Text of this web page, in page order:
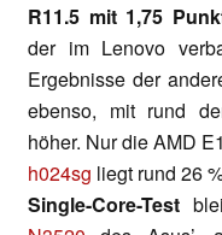
R11.5 mit 1,75
der im Lenovo
Ergebnisse der
ebenso, mit rund
höher. Nur die AMD
h024sg liegt rund 26
Single-Core-Test